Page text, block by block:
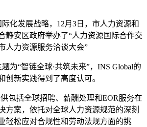
化发展战略，12月3日，市人力资源和
静安区政府举办了“人力资源国际合作交
人力资源服务洽谈大会”
为“智链全球·共筑未来”，INS Global的
创新实践得到了高度认可。
包括全球招聘、薪酬处理和EOR服务在
方案，依托对全球人力资源规范的深刻
轻松应对合规性和劳动法规方面的挑